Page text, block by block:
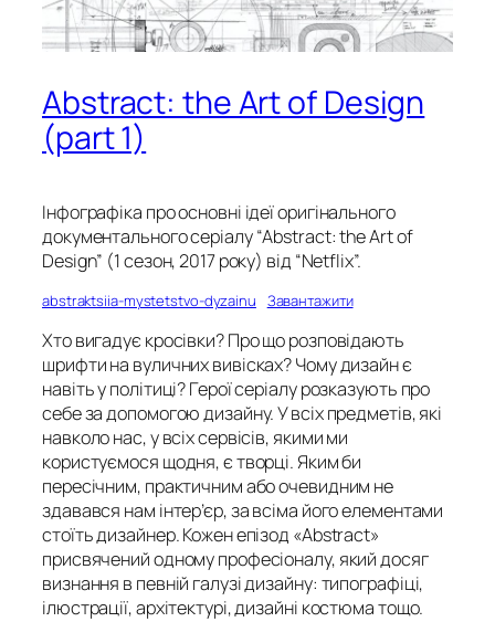
Abstract: the Art of Design
(part 1)
Інфографіка про основні ідеї оригінального
документального серіалу “Abstract: the Art of
Design” (1 сезон, 2017 року) від “Netflix”.
abstraktsiia-mystetstvo-dyzainu Завантажити
Хто вигадує кросівки? Про що розповідають
шрифти на вуличних вивісках? Чому дизайн є
навіть у політиці? Герої серіалу розказують про
себе за допомогою дизайну. У всіх предметів, які
навколо нас, у всіх сервісів, якими ми
користуємося щодня, є творці. Яким би
пересічним, практичним або очевидним не
здавався нам інтер’єр, за всіма його елементами
стоїть дизайнер. Кожен епізод «Abstract»
присвячений одному професіоналу, який досяг
визнання в певній галузі дизайну: типографіці,
ілюстрації, архітектурі, дизайні костюма тощо.